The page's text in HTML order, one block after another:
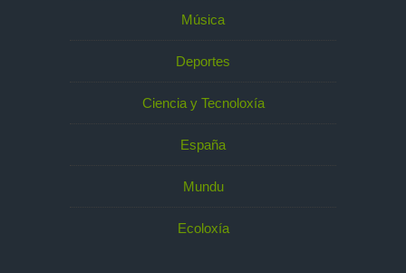
Música
Deportes
Ciencia y Tecnoloxía
España
Mundu
Ecoloxía